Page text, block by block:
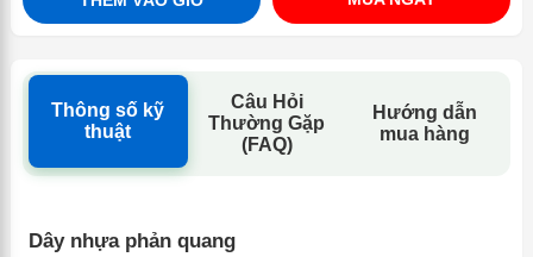
Thông số kỹ
thuật
Câu Hỏi
Thường Gặp
(FAQ)
Hướng dẫn
mua hàng
Dây nhựa phản quang